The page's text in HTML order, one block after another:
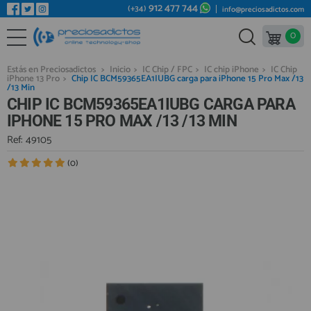
REPUESTOS MÓVILES
REPUESTOS TABLET
REPUESTOS RELOJES INTELIGENTES
REPUESTOS VIDEOCONSOLAS
REPUESTOS MACBOOK
REPUESTOS OTROS DISPOSITIVOS
MÓVILES REACONDICIONADOS
Bienvenid@ otra vez
YA SOY CLIENTE
Recordarme
¿ERES NUEVO?
(+34) 912 477 744 info@preciosadictos.com
0
Estás en Preciosadictos > Inicio > IC Chip / FPC > IC chip iPhone > IC Chip
iPhone 13 Pro > Chip IC BCM59365EA1IUBG carga para iPhone 15 Pro Max /13
/13 Min
CHIP IC BCM59365EA1IUBG CARGA PARA
IPHONE 15 PRO MAX /13 /13 MIN
Ref: 49105
(0)